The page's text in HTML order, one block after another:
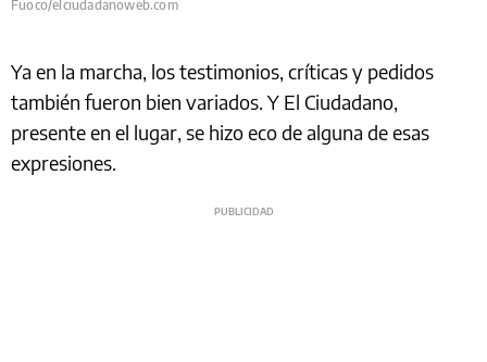
Fuoco/elciudadanoweb.com
Ya en la marcha, los testimonios, críticas y pedidos
también fueron bien variados. Y El Ciudadano,
presente en el lugar, se hizo eco de alguna de esas
expresiones.